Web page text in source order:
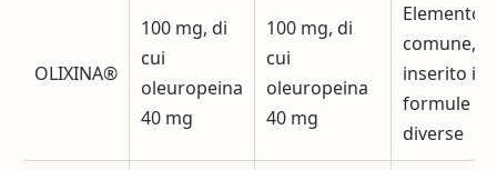
OLIXINA®
100 mg, di
cui
oleuropeina
40 mg
100 mg, di
cui
oleuropeina
40 mg
Elemento
comune,
inserito in
formule
diverse